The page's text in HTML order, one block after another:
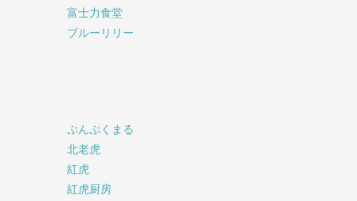
富士力食堂
ブルーリリー
ぷんぷくまる
北老虎
紅虎
紅虎厨房